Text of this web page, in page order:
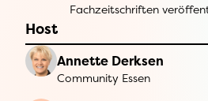
Fachzeitschriften
Host
Annette Derksen
Community Essen